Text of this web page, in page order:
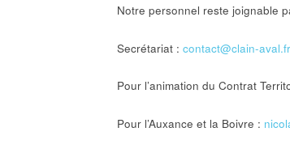
Notre personnel reste joignable
Secrétariat : contact@clain-aval.fr
Pour l’animation du Contrat
Pour l’Auxance et la Boivre :